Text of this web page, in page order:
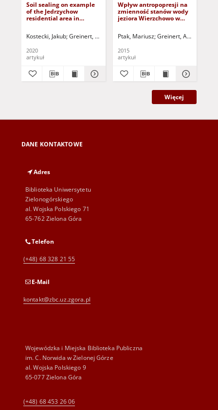
Soil sealing on example
of the Jedrzychow
residential area in
Kostecki, Jakub Greinert, Andrzej Drab, Michał Mik, Łukasz
2020
artykuł
Wpływ antropopresji na
zmienność stanów wody
jeziora Wierzchowo w
water level fluctuations
the years 1976-2009
Ptak, Mariusz Greinert, Andrzej -
2015
artykuł
Więcej
DANE KONTAKTOWE
Adres
Biblioteka Uniwersytetu
Zielonogórskiego
al. Wojska Polskiego 71
65-762 Zielona Góra
Telefon
(+48) 68 328 21 55
E-Mail
kontakt@zbc.uz.zgora.pl
Wojewódzka i Miejska Biblioteka Publiczna
im. C. Norwida w Zielonej Górze
al. Wojska Polskiego 9
65-077 Zielona Góra
(+48) 68 453 26 06